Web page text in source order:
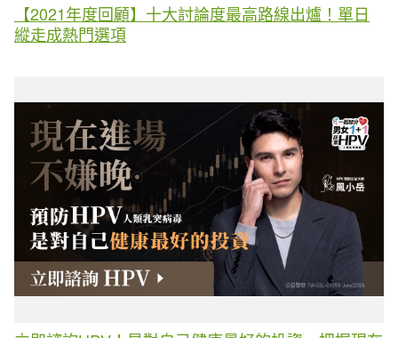
【2021年度回顧】十大討論度最高路線出爐！單日
縱走成熱門選項